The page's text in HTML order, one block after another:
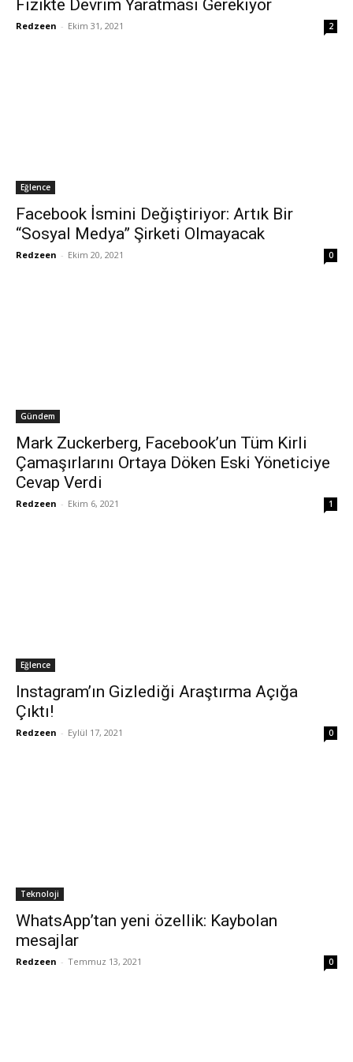
Fizikte Devrim Yaratması Gerekiyor
Redzeen - Ekim 31, 2021 2
Eğlence
Facebook İsmini Değiştiriyor: Artık Bir
“Sosyal Medya” Şirketi Olmayacak
Redzeen - Ekim 20, 2021 0
Gündem
Mark Zuckerberg, Facebook’un Tüm Kirli
Çamaşırlarını Ortaya Döken Eski Yöneticiye
Cevap Verdi
Redzeen - Ekim 6, 2021 1
Eğlence
Instagram’ın Gizlediği Araştırma Açığa
Çıktı!
Redzeen - Eylül 17, 2021 0
Teknoloji
WhatsApp’tan yeni özellik: Kaybolan
mesajlar
Redzeen - Temmuz 13, 2021 0